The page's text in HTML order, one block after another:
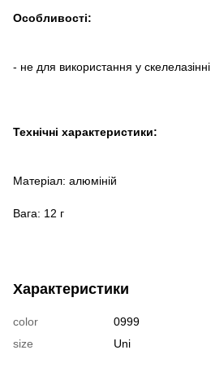
Особливості:
- не для використання у скелелазінні
Технічні характеристики:
Матеріал: алюміній
Вага: 12 г
Характеристики
color
0999
size
Uni